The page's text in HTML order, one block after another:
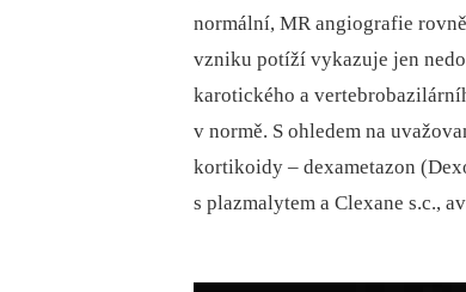
normální, MR angiografie
vzniku potíží vykazuje jen
karotického a
v normě. S ohledem na
kortikoidy –⁠ dexametazon
s plazmalytem a Clexane s.c.,